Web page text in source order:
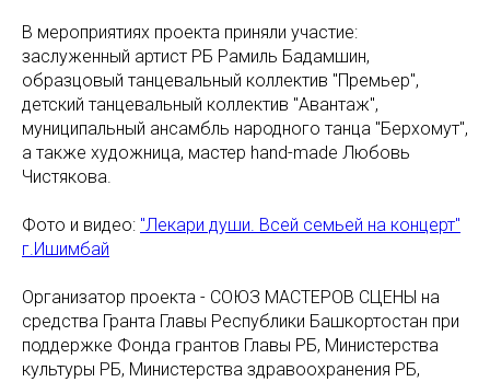
В мероприятиях проекта приняли участие:
заслуженный артист РБ Рамиль Бадамшин,
образцовый танцевальный коллектив "Премьер",
детский танцевальный коллектив "Авантаж",
муниципальный ансамбль народного танца "Берхомут",
а также художница, мастер hand-made Любовь
Чистякова.
Фото и видео: "Лекари души. Всей семьей на концерт"
г.Ишимбай
Организатор проекта - СОЮЗ МАСТЕРОВ СЦЕНЫ на
средства Гранта Главы Республики Башкортостан при
поддержке Фонда грантов Главы РБ, Министерства
культуры РБ, Министерства здравоохранения РБ,